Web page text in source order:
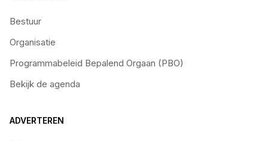
Bestuur
Organisatie
Programmabeleid Bepalend Orgaan (PBO)
Bekijk de agenda
ADVERTEREN